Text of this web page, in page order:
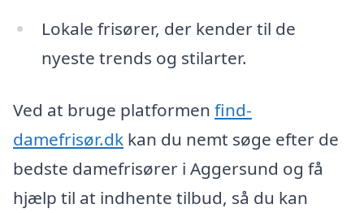
Lokale frisører, der kender til de
nyeste trends og stilarter.
Ved at bruge platformen find-
damefrisør.dk kan du nemt søge efter de
bedste damefrisører i Aggersund og få
hjælp til at indhente tilbud, så du kan